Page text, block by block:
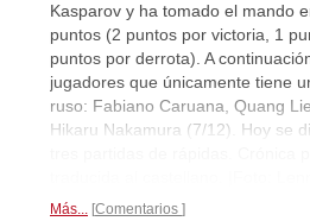
Kasparov y ha tomado el mando
puntos (2 puntos por victoria, 1
puntos por derrota). A
jugadores que únicamente tiene
ruso: Fabiano Caruana, Quang
Hikaru Nakamura (7/12). Hoy se
Más... Comentarios